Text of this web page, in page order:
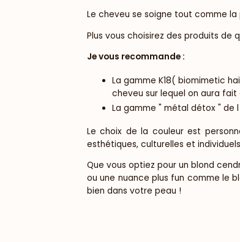
Le cheveu se soigne tout comme la
Plus vous choisirez des produits de
Je vous recommande :
La gamme K18( biomimetic
cheveu sur lequel on aura
La gamme " métal détox " de
Le choix de la couleur est
esthétiques, culturelles et
Que vous optiez pour un blond
ou une nuance plus fun comme le
bien dans votre peau !